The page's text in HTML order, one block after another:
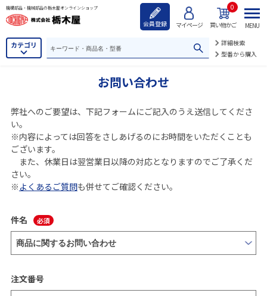
機構部品・機械部品の栃木屋オンラインショップ
会員登録 マイページ 買い物かご
0
カテゴリ
詳細検索
型番から購入
MENU
お問い合わせ
弊社へのご要望は、下記フォームにご記入のうえ送信してくださ
い。
※内容によっては回答をさしあげるのにお時間をいただくことも
ございます。
また、休業日は翌営業日以降の対応となりますのでご了承くだ
さい。
※ よくあるご質問も併せてご確認ください。
件名
注文番号